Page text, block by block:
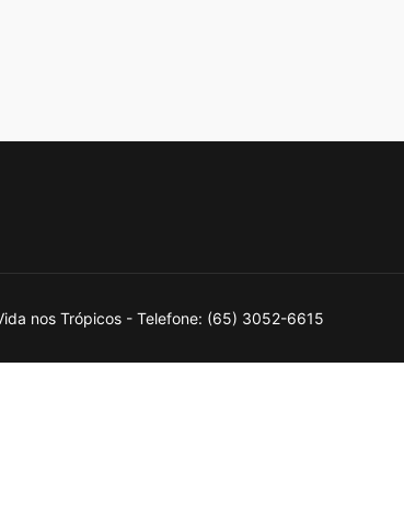
nos Trópicos - Telefone: (65) 3052-6615